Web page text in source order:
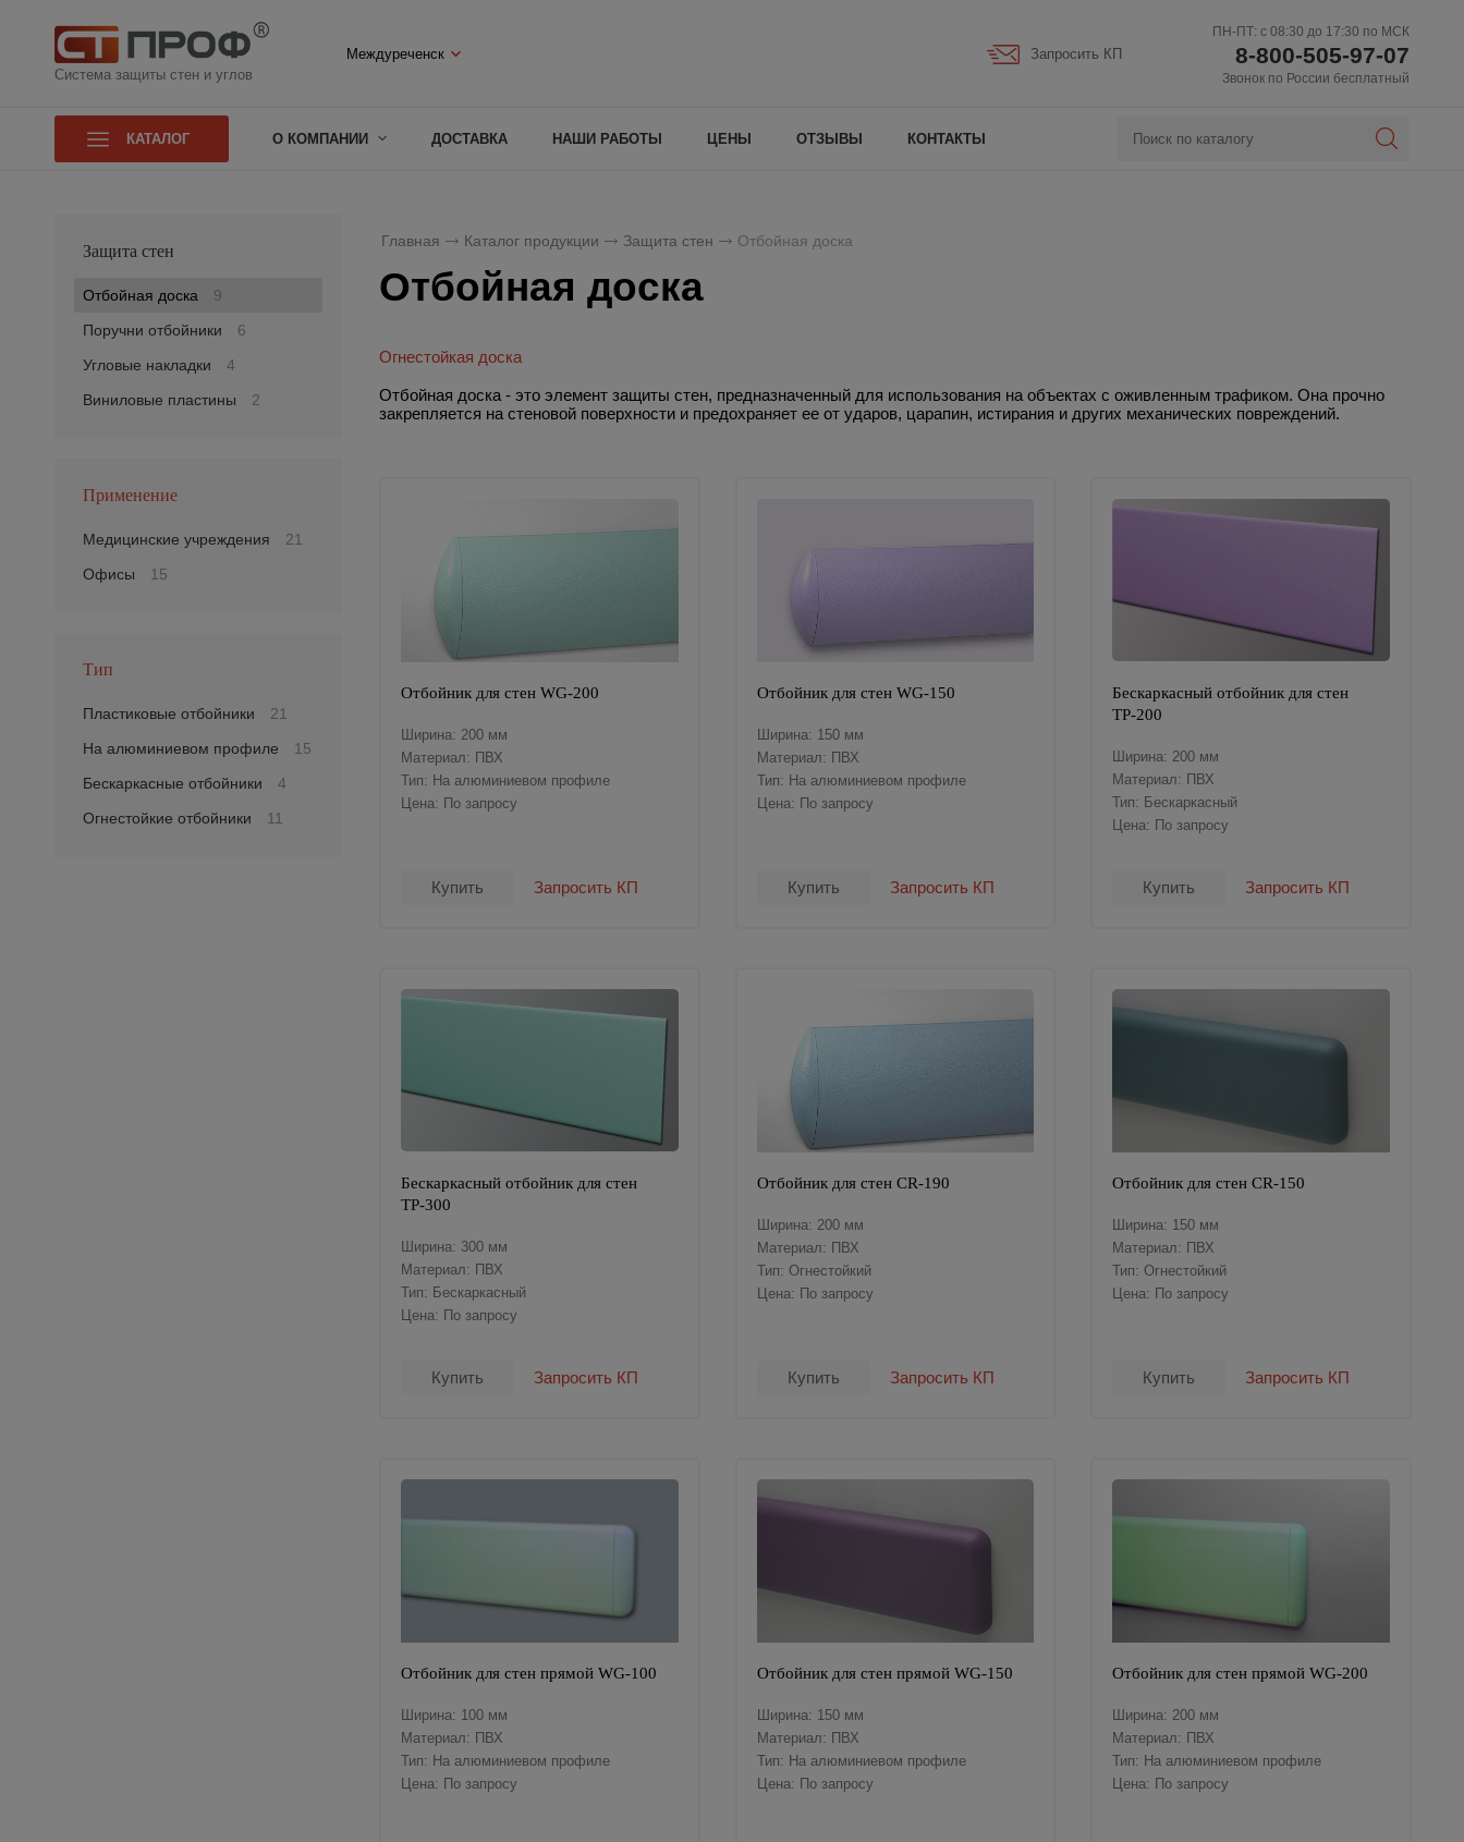
Система защиты стен и углов
Междуреченск Запросить КП
ПН-ПТ: с 08:30 до 17:30 по МСК
8-800-505-97-07
Звонок по России бесплатный
КАТАЛОГ О КОМПАНИИ ДОСТАВКА НАШИ РАБОТЫ ЦЕНЫ ОТЗЫВЫ КОНТАКТЫ
Главная Каталог продукции Защита стен Отбойная доска
Отбойная доска
Огнестойкая доска
Отбойная доска - это элемент защиты стен, предназначенный для использования на объектах с оживленным трафиком. Она прочно
закрепляется на стеновой поверхности и предохраняет ее от ударов, царапин, истирания и других механических повреждений.
Отбойник для стен WG-200
Ширина: 200 мм
Материал: ПВХ
Тип: На алюминиевом профиле
Цена: По запросу
Купить Запросить КП
Отбойник для стен WG-150
Ширина: 150 мм
Материал: ПВХ
Тип: На алюминиевом профиле
Цена: По запросу
Купить Запросить КП
Бескаркасный отбойник для стен
ТР-200
Ширина: 200 мм
Материал: ПВХ
Тип: Бескаркасный
Цена: По запросу
Купить Запросить КП
Бескаркасный отбойник для стен
ТР-300
Ширина: 300 мм
Материал: ПВХ
Тип: Бескаркасный
Цена: По запросу
Купить Запросить КП
Отбойник для стен CR-190
Ширина: 200 мм
Материал: ПВХ
Тип: Огнестойкий
Цена: По запросу
Купить Запросить КП
Отбойник для стен CR-150
Ширина: 150 мм
Материал: ПВХ
Тип: Огнестойкий
Цена: По запросу
Купить Запросить КП
Отбойник для стен прямой WG-100
Ширина: 100 мм
Материал: ПВХ
Тип: На алюминиевом профиле
Цена: По запросу
Отбойник для стен прямой WG-150
Ширина: 150 мм
Материал: ПВХ
Тип: На алюминиевом профиле
Цена: По запросу
Отбойник для стен прямой WG-200
Ширина: 200 мм
Материал: ПВХ
Тип: На алюминиевом профиле
Цена: По запросу
Защита стен
Отбойная доска
9
Поручни отбойники
6
Угловые накладки
4
Виниловые пластины
2
Применение
Медицинские учреждения
21
Офисы
15
Тип
Пластиковые отбойники
21
На алюминиевом профиле
15
Бескаркасные отбойники
4
Огнестойкие отбойники
11